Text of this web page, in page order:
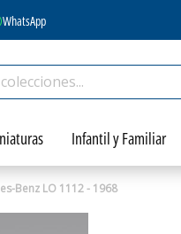
WhatsApp
Infantil y Familiar
Benz LO 1112 - 1968